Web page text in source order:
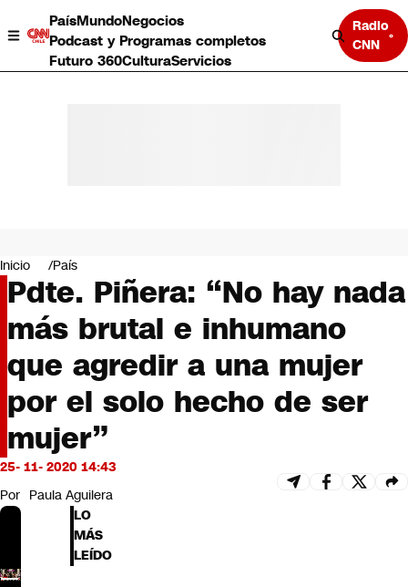
PaísMundoNegocios
Podcast y Programas completos
Futuro 360CulturaServicios
Radio
CNN
Negocios
Deportes
Programas completos
Cultura
Servicios
Bits
CNN Data
CNN tiempo
Futuro 360
Opinión
Inicio País
Pdte. Piñera: “No hay nada
más brutal e inhumano
que agredir a una mujer
por el solo hecho de ser
mujer”
25- 11- 2020 14:43
Por Paula Aguilera
LO
MÁS
LEÍDO